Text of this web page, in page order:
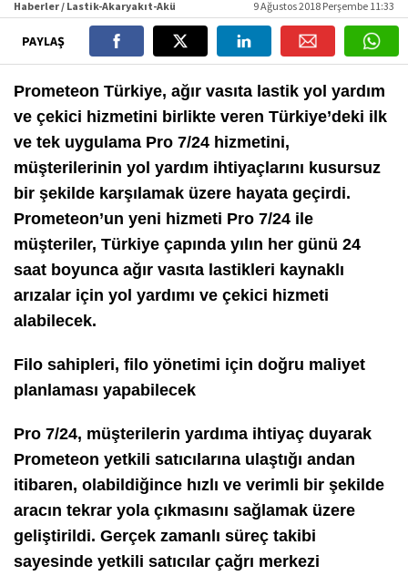
Haberler / Lastik-Akaryakıt-Akü 9 Ağustos 2018 Perşembe 11:33
PAYLAŞ
Prometeon Türkiye, ağır vasıta lastik yol yardım
ve çekici hizmetini birlikte veren Türkiye’deki ilk
ve tek uygulama Pro 7/24 hizmetini,
müşterilerinin yol yardım ihtiyaçlarını kusursuz
bir şekilde karşılamak üzere hayata geçirdi.
Prometeon’un yeni hizmeti Pro 7/24 ile
müşteriler, Türkiye çapında yılın her günü 24
saat boyunca ağır vasıta lastikleri kaynaklı
arızalar için yol yardımı ve çekici hizmeti
alabilecek.
Filo sahipleri, filo yönetimi için doğru maliyet
planlaması yapabilecek
Pro 7/24, müşterilerin yardıma ihtiyaç duyarak
Prometeon yetkili satıcılarına ulaştığı andan
itibaren, olabildiğince hızlı ve verimli bir şekilde
aracın tekrar yola çıkmasını sağlamak üzere
geliştirildi. Gerçek zamanlı süreç takibi
sayesinde yetkili satıcılar çağrı merkezi